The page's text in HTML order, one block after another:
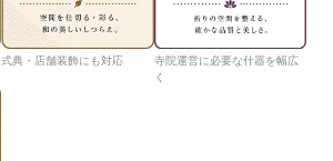
式典・店舗装飾にも対応
寺院運営に必要な什器を幅広
く